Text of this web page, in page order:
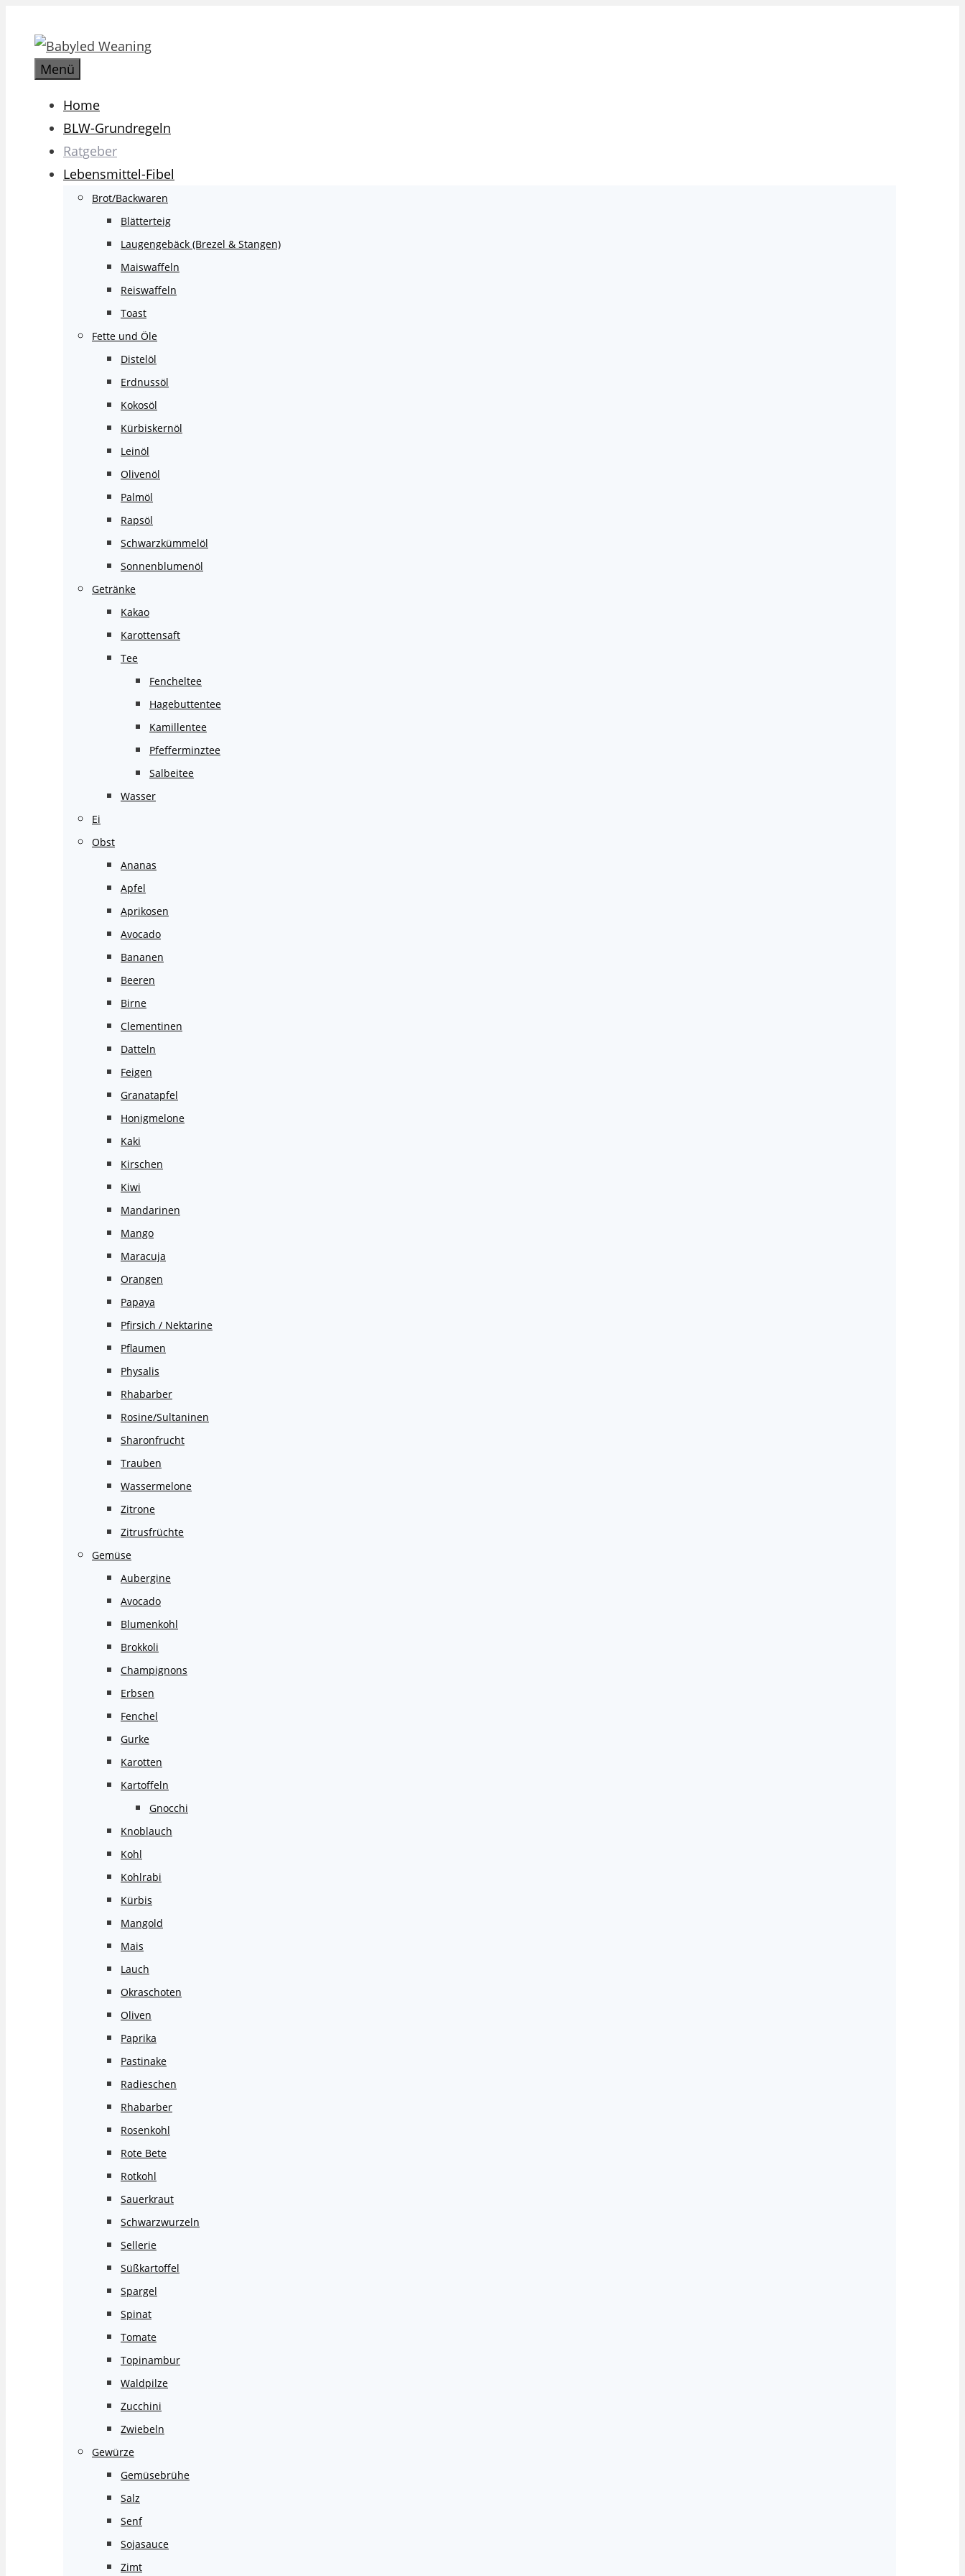
Inhalt
springenMenü
Home
BLW-Grundregeln
Ratgeber
Lebensmittel-Fibel
Brot/Backwaren
Blätterteig
Laugengebäck (Brezel & Stangen)
Maiswaffeln
Reiswaffeln
Toast
Fette und Öle
Distelöl
Erdnussöl
Kokosöl
Kürbiskernöl
Leinöl
Olivenöl
Palmöl
Rapsöl
Schwarzkümmelöl
Sonnenblumenöl
Getränke
Kakao
Karottensaft
Tee
Fencheltee
Hagebuttentee
Kamillentee
Pfefferminztee
Salbeitee
Wasser
Ei
Obst
Ananas
Apfel
Aprikosen
Avocado
Bananen
Beeren
Birne
Clementinen
Datteln
Feigen
Granatapfel
Honigmelone
Kaki
Kirschen
Kiwi
Mandarinen
Mango
Maracuja
Orangen
Papaya
Pfirsich / Nektarine
Pflaumen
Physalis
Rhabarber
Rosine/Sultaninen
Sharonfrucht
Trauben
Wassermelone
Zitrone
Zitrusfrüchte
Gemüse
Aubergine
Avocado
Blumenkohl
Brokkoli
Champignons
Erbsen
Fenchel
Gurke
Karotten
Kartoffeln
Gnocchi
Knoblauch
Kohl
Kohlrabi
Kürbis
Mangold
Mais
Lauch
Okraschoten
Oliven
Paprika
Pastinake
Radieschen
Rhabarber
Rosenkohl
Rote Bete
Rotkohl
Sauerkraut
Schwarzwurzeln
Sellerie
Süßkartoffel
Spargel
Spinat
Tomate
Topinambur
Waldpilze
Zucchini
Zwiebeln
Gewürze
Gemüsebrühe
Salz
Senf
Sojasauce
Zimt